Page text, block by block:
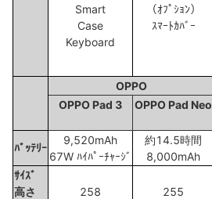
Smart
Case
Keyboard
（ｵﾌﾟｼｮﾝ）
ｽﾏｰﾄｶﾊﾞｰ
OPPO
OPPO Pad 3
OPPO Pad Neo
ﾊﾞｯﾃﾘｰ
9,520mAh
67W ﾊｲﾊﾟｰﾁｬｰｼﾞ
約14.5時間
8,000mAh
ｻｲｽﾞ
高さ
258
255